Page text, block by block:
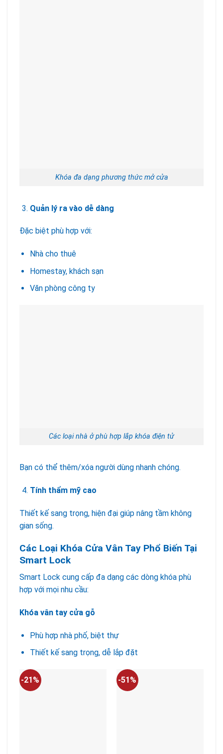
Khóa đa dạng phương thức mở cửa
Quản lý ra vào dễ dàng
Đặc biệt phù hợp với:
Nhà cho thuê
Homestay, khách sạn
Văn phòng công ty
Các loại nhà ở phù hợp lắp khóa điện tử
Bạn có thể thêm/xóa người dùng nhanh chóng.
Tính thẩm mỹ cao
Thiết kế sang trọng, hiện đại giúp nâng tầm không
gian sống.
Các Loại Khóa Cửa Vân Tay Phổ Biến Tại
Smart Lock
Smart Lock cung cấp đa dạng các dòng khóa phù
hợp với mọi nhu cầu:
Khóa vân tay cửa gỗ
Phù hợp nhà phố, biệt thự
Thiết kế sang trọng, dễ lắp đặt
-21% -51%